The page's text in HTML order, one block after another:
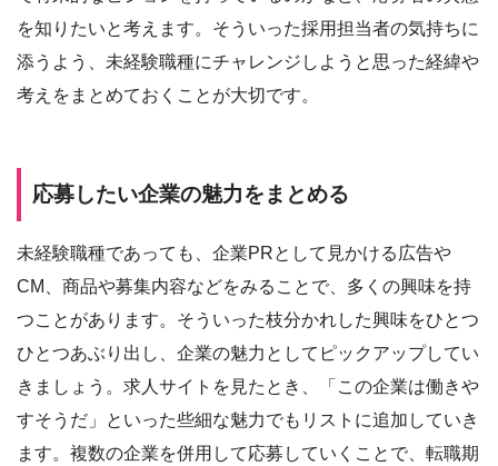
を知りたいと考えます。そういった採用担当者の気持ちに
添うよう、未経験職種にチャレンジしようと思った経緯や
考えをまとめておくことが大切です。
応募したい企業の魅力をまとめる
未経験職種であっても、企業PRとして見かける広告や
CM、商品や募集内容などをみることで、多くの興味を持
つことがあります。そういった枝分かれした興味をひとつ
ひとつあぶり出し、企業の魅力としてピックアップしてい
きましょう。求人サイトを見たとき、「この企業は働きや
すそうだ」といった些細な魅力でもリストに追加していき
ます。複数の企業を併用して応募していくことで、転職期